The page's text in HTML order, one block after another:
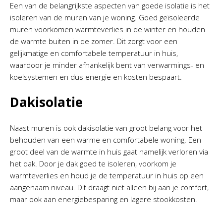
Een van de belangrijkste aspecten van goede isolatie is het
isoleren van de muren van je woning. Goed geïsoleerde
muren voorkomen warmteverlies in de winter en houden
de warmte buiten in de zomer. Dit zorgt voor een
gelijkmatige en comfortabele temperatuur in huis,
waardoor je minder afhankelijk bent van verwarmings- en
koelsystemen en dus energie en kosten bespaart.
Dakisolatie
Naast muren is ook dakisolatie van groot belang voor het
behouden van een warme en comfortabele woning. Een
groot deel van de warmte in huis gaat namelijk verloren via
het dak. Door je dak goed te isoleren, voorkom je
warmteverlies en houd je de temperatuur in huis op een
aangenaam niveau. Dit draagt niet alleen bij aan je comfort,
maar ook aan energiebesparing en lagere stookkosten.